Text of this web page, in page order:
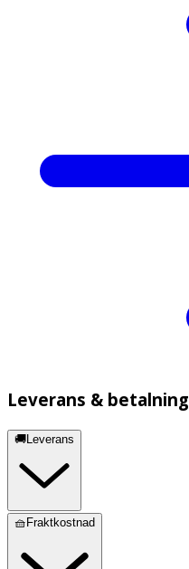
Leverans & betalning
🚚Leverans
🧺Fraktkostnad